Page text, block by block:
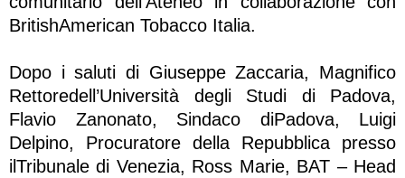
BritishAmerican Tobacco Italia.
Dopo i saluti di Giuseppe Zaccaria, Magnifico
Rettoredell’Università degli Studi di Padova,
Flavio Zanonato, Sindaco diPadova, Luigi
Delpino, Procuratore della Repubblica presso
ilTribunale di Venezia, Ross Marie, BAT – Head